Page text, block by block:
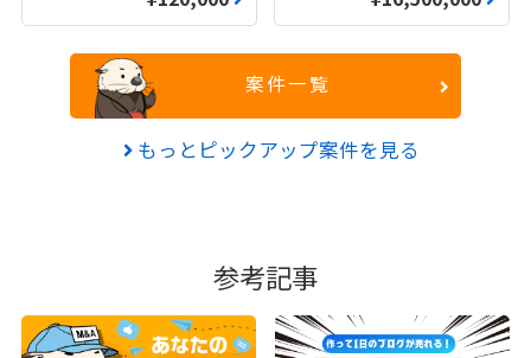
案件一覧
もっとピックアップ案件を見る
参考記事